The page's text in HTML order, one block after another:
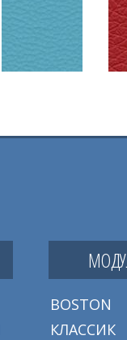
BOSTON
КЛАССИК